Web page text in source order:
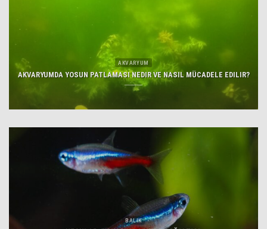
AKVARYUM
AKVARYUMDA YOSUN PATLAMASI NEDIR VE NASIL MÜCADELE EDILIR?
BALIK